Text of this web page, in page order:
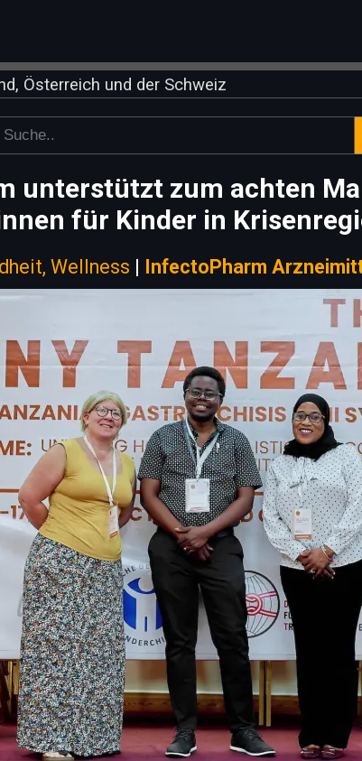
Österreich und der Schweiz
unterstützt zum achten
für Kinder in
Wellness | InfectoPharm